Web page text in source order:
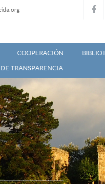
COOPERACIÓN
TRANSPARENCIA